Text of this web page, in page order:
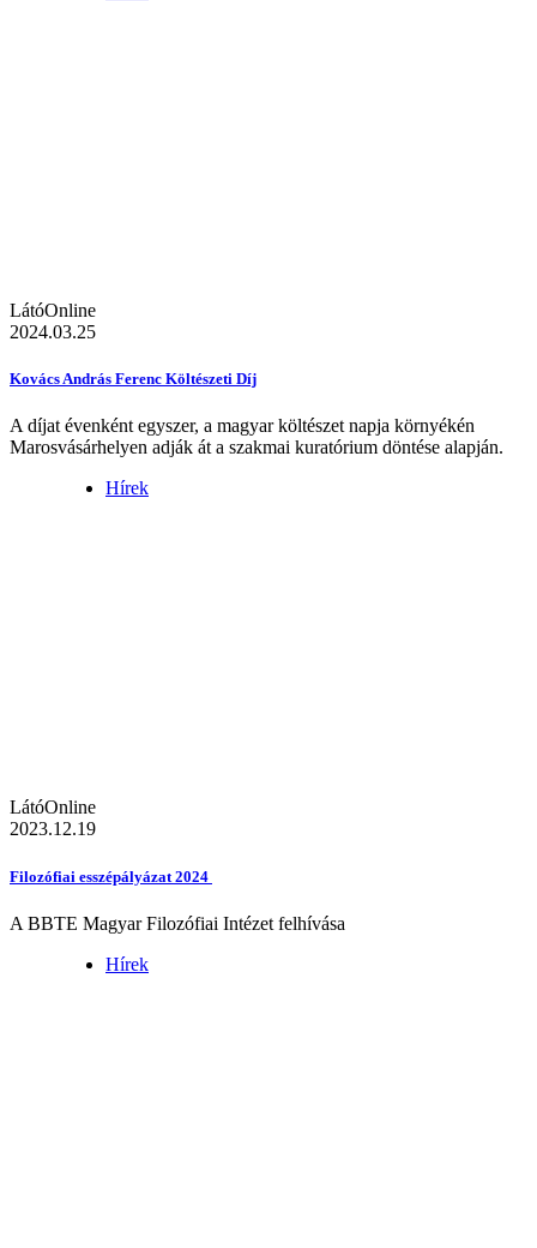
LátóOnline
2024.03.25
Kovács András Ferenc Költészeti Díj
A díjat évenként egyszer, a magyar költészet napja környékén
Marosvásárhelyen adják át a szakmai kuratórium döntése alapján.
Hírek
LátóOnline
2023.12.19
Filozófiai esszépályázat 2024
A BBTE Magyar Filozófiai Intézet felhívása
Hírek